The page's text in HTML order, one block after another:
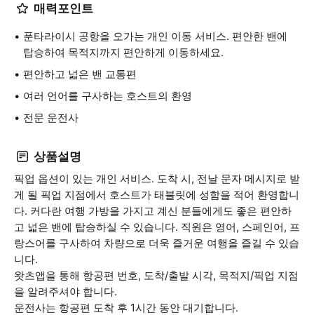
매력포인트
푼타라이시 공항을 오가는 개인 이동 서비스. 편안한 밴에
탑승하여 목적지까지 편안하게 이동하세요.
편안하고 넓은 밴 교통편
여러 언어를 구사하는 호스트의 환영
전문 운전사
상품설명
픽업 옵션이 있는 개인 서비스. 도착 시, 전날 문자 메시지로 받
게 될 픽업 지점에서 호스트가 태블릿에 성함을 적어 환영합니
다. 커다란 여행 가방을 가지고 계신 분들에게도 좋은 편안하
고 넓은 밴에 탑승하실 수 있습니다. 직원은 영어, 스페인어, 프
랑스어를 구사하여 차량으로 더욱 즐거운 여행을 즐길 수 있습
니다.
왓츠앱을 통해 항공편 번호, 도착/출발 시각, 목적지/픽업 지점
을 알려주셔야 합니다.
운전사는 항공편 도착 후 1시간 동안 대기합니다.